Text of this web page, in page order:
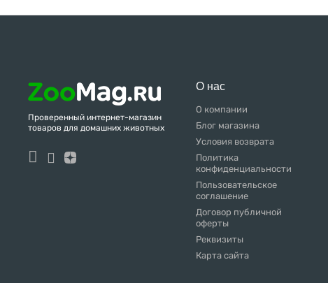
Проверенный интернет-магазин
товаров для домашних животных
О нас
О компании
Блог магазина
Условия возврата
Политика
конфиденциальности
Пользовательское
соглашение
Договор публичной
оферты
Реквизиты
Карта сайта